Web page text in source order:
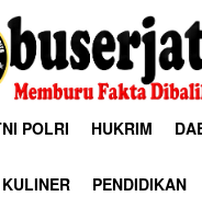
POLRI HUKRIM
PENDIDIKAN